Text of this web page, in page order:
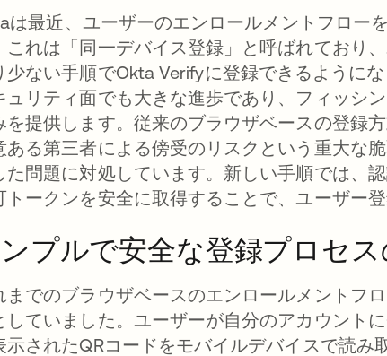
は最近、ユーザーのエンロールメントフロー
これは「同一デバイス登録」と呼ばれており
少ない手順でOkta Verifyに登録できるように
ュリティ面でも大きな進歩であり、フィッシ
を提供します。従来のブラウザベースの登録
ある第三者による傍受のリスクという重大な
た問題に対処しています。新しい手順では、
トークンを安全に取得することで、ユーザー
プルで安全な登録プロセス
までのブラウザベースのエンロールメントフ
していました。ユーザーが自分のアカウント
示されたQRコードをモバイルデバイスで読み